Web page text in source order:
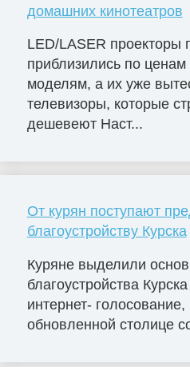
домашних кинотеатров
LED/LASER проекторы
приблизились по
моделям, а их уже
телевизоры, которые
дешевеют Наст...
От курян поступают
благоустройству Курска
Куряне выделили
благоустройства
интернет- голосование,
обновленной столице